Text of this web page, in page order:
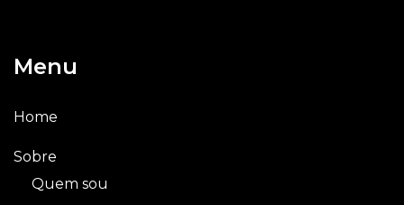
Menu
Home
Sobre
Quem sou